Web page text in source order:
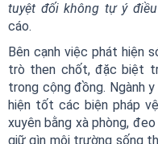
tuyệt đối không tự ý
cáo.
Bên cạnh việc phát hiện
trò then chốt, đặc biệt
trong cộng đồng. Ngành
hiện tốt các biện pháp
xuyên bằng xà phòng,
giữ gìn môi trường sống